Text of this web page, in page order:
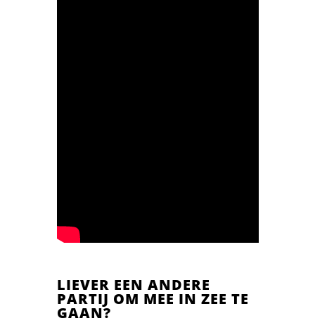
LIEVER EEN ANDERE
PARTIJ OM MEE IN ZEE TE
GAAN?